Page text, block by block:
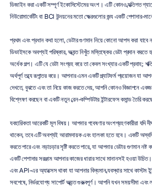
ডিজাইন করা একটি সম্পূর্ণ ইকোসিস্টেমের অংশ। এটি কোনও ব্যক্তিগত
নিউরোমার্কেটিং বা BCI উন্নয়নের মতো ক্ষেত্রগুলোর জন্য একটি পেশাদার-
প্রথম এবং প্রধান কথা হলো, ডেটার গুণমান নিয়ে কোনো আপস করা যাবে
ডিভাইসকে অবশ্যই পরিষ্কার, অত্যন্ত নিখুঁত মস্তিষ্কের ডেটা প্রদান করতে
অর্ধেক গল্প। এটি যে ডেটা সংগ্রহ করে তা কেবল সংখ্যার একটি প্রবাহ;
অর্থপূর্ণ তথ্যে রূপান্তর করে। আপনার এমন একটি প্ল্যাটফর্ম প্রয়োজন যা
দেখতে, বুঝতে এবং তা নিয়ে কাজ করতে দেয়, আপনি কোনও বিজ্ঞাপনে একজন
বিশ্লেষণ করছেন বা একটি নতুন ব্রেন-কম্পিউটার ইন্টারফেস কমান্ড তৈরি
ব্যবহারিকতা আরেকটি মূল বিষয়। আপনার গবেষণার অংশগ্রহণকারীরা যদি
থাকেন, তবে এটি অবশ্যই আরামদায়ক এবং হালকা হতে হবে। একটি
করতে পারে এবং নড়াচড়ার সৃষ্টি করতে পারে, যা আপনার ডেটার গুণমান
একটি পেশাদার সরঞ্জাম আপনার কাজের ধারার সাথে মানানসই হওয়া
এবং API-এর অ্যাক্সেস থাকা যা আপনার বিদ্যমান ব্যবস্থার সাথে কাস্টম
সবশেষে, নির্ভরযোগ্য সাপোর্ট অত্যন্ত গুরুত্বপূর্ণ। আপনি যখন সময়সীমা এবং